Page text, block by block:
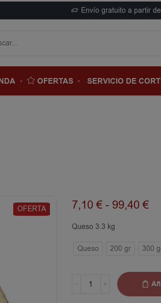
Envío gratuito a partir
OFERTAS SERVICIO DE
OFERTA 7,10€ - 99,40€
Queso 3.3 kg
Queso 200 gr 300